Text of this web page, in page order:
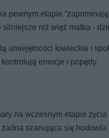
pewnym etapie
niż więź matka -
umiejętności łowieckie i
emocje i popędy.
na wczesnym etapie życia
szanująca się